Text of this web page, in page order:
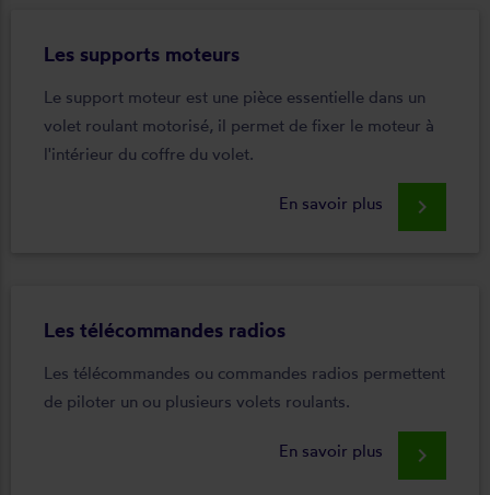
Les supports moteurs
Le support moteur est une pièce essentielle dans un
volet roulant motorisé, il permet de fixer le moteur à
l'intérieur du coffre du volet.
En savoir plus keyboard_arrow_right
Les télécommandes radios
Les télécommandes ou commandes radios permettent
de piloter un ou plusieurs volets roulants.
En savoir plus keyboard_arrow_right